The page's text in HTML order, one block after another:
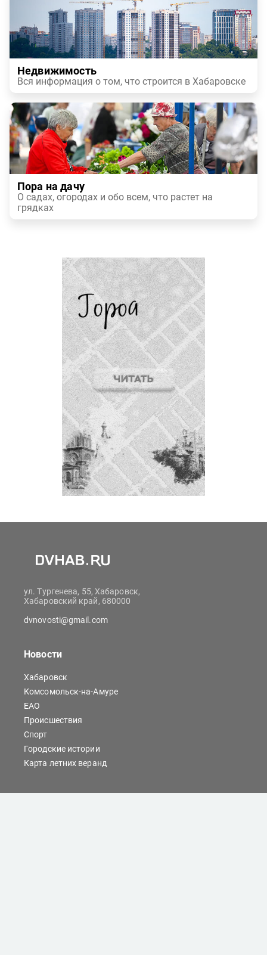
Недвижимость
Вся информация о том, что строится в Хабаровске
Пора на дачу
О садах, огородах и обо всем, что растет на
грядках
ул. Тургенева, 55, Хабаровск,
Хабаровский край, 680000
dvnovosti@gmail.com
Новости
Хабаровск
Комсомольск-на-Амуре
ЕАО
Происшествия
Спорт
Городские истории
Карта летних веранд